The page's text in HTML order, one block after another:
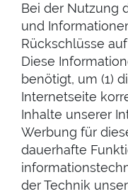
Bei der Nutzung
und
Rückschlüsse
Diese
benötigt, um (1)
Internetseite
Inhalte unserer
Werbung für
dauerhafte
der Technik